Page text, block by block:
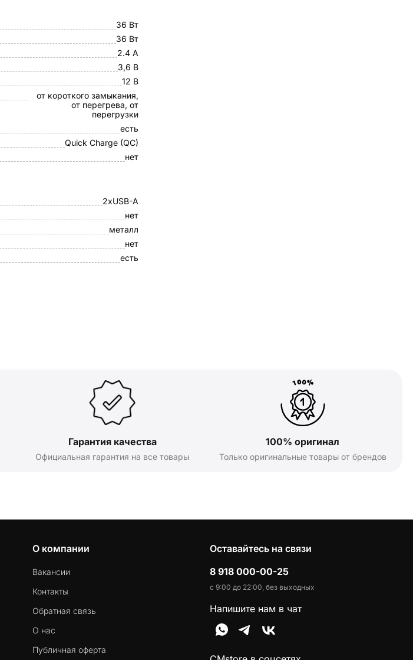
36 Вт
36 Вт
2.4 А
3,6 В
12 В
от короткого замыкания,
от перегрева, от
перегрузки
есть
Quick Charge (QC)
нет
2xUSB-A
нет
металл
нет
есть
Гарантия качества
Официальная гарантия на все товары
100% оригинал
Только оригинальные товары от брендов
О компании
Вакансии
Контакты
Обратная связь
О нас
Публичная оферта
Оставайтесь на связи
8 918 000-00-25
с 9:00 до 22:00, без выходных
Напишите нам в чат